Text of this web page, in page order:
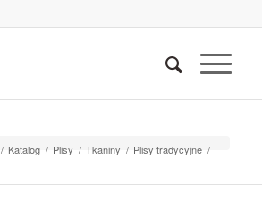
/ Katalog / Plisy / Tkaniny / Plisy tradycyjne /